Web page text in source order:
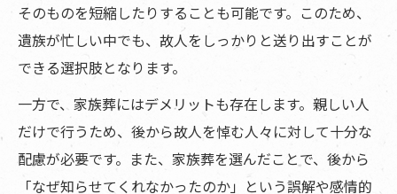
そのものを短縮したりすることも可能です。このため、
遺族が忙しい中でも、故人をしっかりと送り出すことが
できる選択肢となります。
一方で、家族葬にはデメリットも存在します。親しい人
だけで行うため、後から故人を悼む人々に対して十分な
配慮が必要です。また、家族葬を選んだことで、後から
「なぜ知らせてくれなかったのか」という誤解や感情的